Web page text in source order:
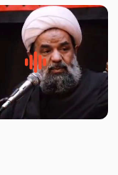
سلام جوانی که امام حسین
السلام خودش جوابش را